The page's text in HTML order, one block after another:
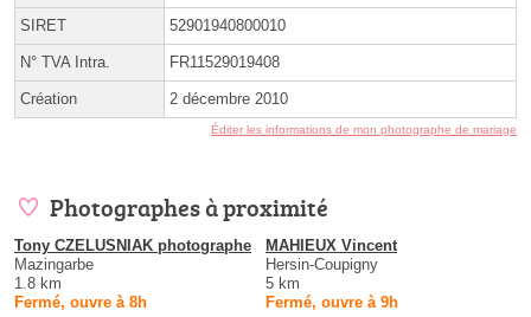
SIRET 52901940800010
N° TVA Intra. FR11529019408
Création 2 décembre 2010
Éditer les informations de mon photographe de mariage
Photographes à proximité
Tony CZELUSNIAK photographe
Mazingarbe
1.8 km
Fermé, ouvre à 8h
MAHIEUX Vincent
Hersin-Coupigny
5 km
Fermé, ouvre à 9h